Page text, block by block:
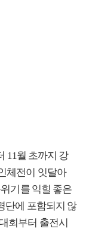
11월 초까지 강
체전이 잇달아
기를 익힐 좋은
단에 포함되지 않
회부터 출전시